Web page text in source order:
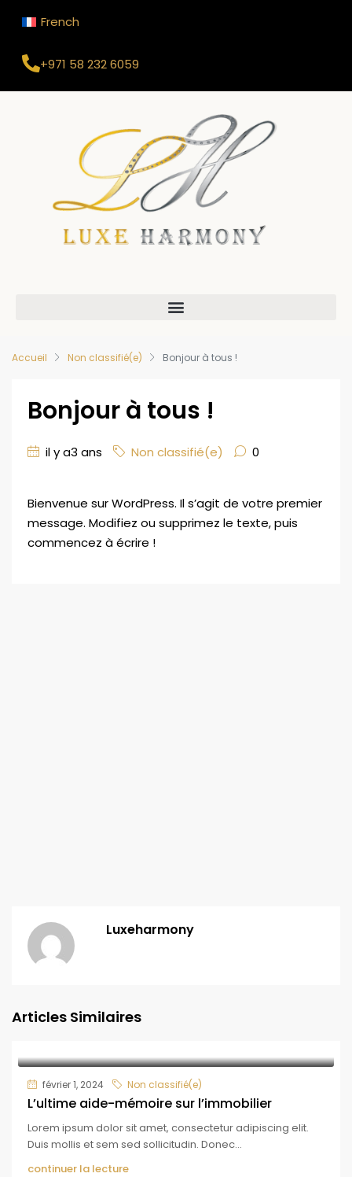
+971 58 232 6059
French
Accueil Non classifié(e) Bonjour à tous !
Bonjour à tous !
il y a3 ans Non classifié(e) 0
Bienvenue sur WordPress. Il s’agit de votre premier
message. Modifiez ou supprimez le texte, puis
commencez à écrire !
Luxeharmony
Articles Similaires
février 1, 2024 Non classifié(e)
L’ultime aide-mémoire sur l’immobilier
Lorem ipsum dolor sit amet, consectetur adipiscing elit.
Duis mollis et sem sed sollicitudin. Donec...
continuer la lecture